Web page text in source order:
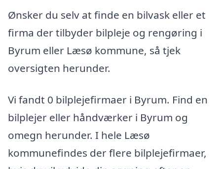
Ønsker du selv at finde en bilvask eller et
firma der tilbyder bilpleje og rengøring i
Byrum eller Læsø kommune, så tjek
oversigten herunder.
Vi fandt 0 bilplejefirmaer i Byrum. Find en
bilplejer eller håndværker i Byrum og
omegn herunder. I hele Læsø
kommunefindes der flere bilplejefirmaer,